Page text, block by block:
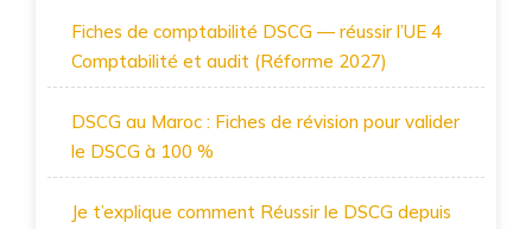
Fiches de comptabilité DSCG — réussir l’UE 4
Comptabilité et audit (Réforme 2027)
DSCG au Maroc : Fiches de révision pour valider
le DSCG à 100 %
Je t’explique comment Réussir le DSCG depuis